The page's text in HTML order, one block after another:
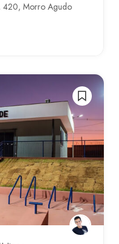
420, Morro Agudo